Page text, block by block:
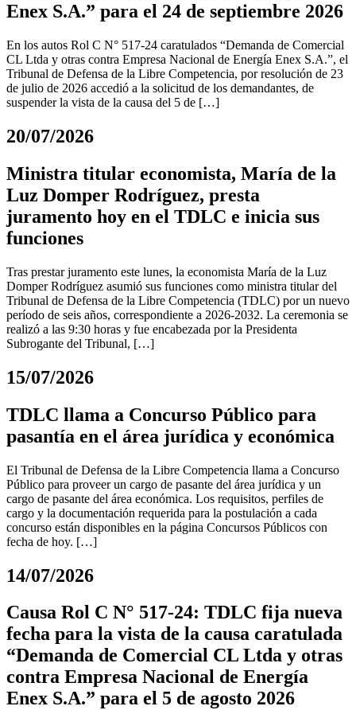
Enex S.A.” para el 24 de septiembre 2026
En los autos Rol C N° 517-24 caratulados “Demanda de Comercial
CL Ltda y otras contra Empresa Nacional de Energía Enex S.A.”, el
Tribunal de Defensa de la Libre Competencia, por resolución de 23
de julio de 2026 accedió a la solicitud de los demandantes, de
suspender la vista de la causa del 5 de […]
20/07/2026
Ministra titular economista, María de la
Luz Domper Rodríguez, presta
juramento hoy en el TDLC e inicia sus
funciones
Tras prestar juramento este lunes, la economista María de la Luz
Domper Rodríguez asumió sus funciones como ministra titular del
Tribunal de Defensa de la Libre Competencia (TDLC) por un nuevo
período de seis años, correspondiente a 2026-2032. La ceremonia se
realizó a las 9:30 horas y fue encabezada por la Presidenta
Subrogante del Tribunal, […]
15/07/2026
TDLC llama a Concurso Público para
pasantía en el área jurídica y económica
El Tribunal de Defensa de la Libre Competencia llama a Concurso
Público para proveer un cargo de pasante del área jurídica y un
cargo de pasante del área económica. Los requisitos, perfiles de
cargo y la documentación requerida para la postulación a cada
concurso están disponibles en la página Concursos Públicos con
fecha de hoy. […]
14/07/2026
Causa Rol C N° 517-24: TDLC fija nueva
fecha para la vista de la causa caratulada
“Demanda de Comercial CL Ltda y otras
contra Empresa Nacional de Energía
Enex S.A.” para el 5 de agosto 2026